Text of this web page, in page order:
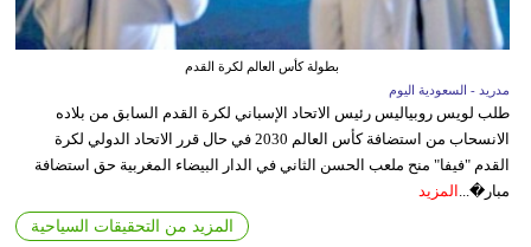
بطولة كأس العالم لكرة القدم
مدريد - السعودية اليوم
طلب لويس روبياليس رئيس الاتحاد الإسباني لكرة القدم السابق من بلاده
الانسحاب من استضافة كأس العالم 2030 في حال قرر الاتحاد الدولي لكرة
القدم "فيفا" منح ملعب الحسن الثاني في الدار البيضاء المغربية حق استضافة
مبار�...
المزيد
المزيد من التحقيقات السياحية